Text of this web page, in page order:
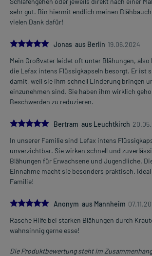
sehr gut. Bin hiermit endlich meinen
vielen Dank dafür!
5.0
Jonas aus Berlin 19.06.2024
Mein Großvater leidet oft unter Blähungen, also
die Lefax intens Flüssigkapseln besorgt. Er ist
damit, weil sie ihm schnell Linderung bringen
einzunehmen sind. Sie haben ihm wirklich
Beschwerden zu reduzieren.
5.0
Bertram aus Leuchtkirch
In unserer Familie sind Lefax intens
unverzichtbar. Sie wirken schnell und
Blähungen für Erwachsene und Jugendliche.
Einnahme macht sie besonders praktisch.
Familie!
5.0Anonym aus Mannheim
Rasche Hilfe bei starken Blähungen durch
wahnsinnig gerne esse!
Die Produktbewertung steht im